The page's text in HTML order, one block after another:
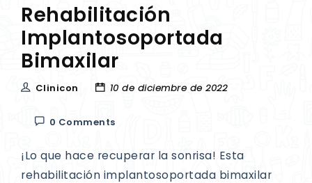
Rehabilitación
Implantosoportada
Bimaxilar
Clinicon 10 de diciembre de 2022
0 Comments
¡Lo que hace recuperar la sonrisa! Esta
rehabilitación implantosoportada bimaxilar